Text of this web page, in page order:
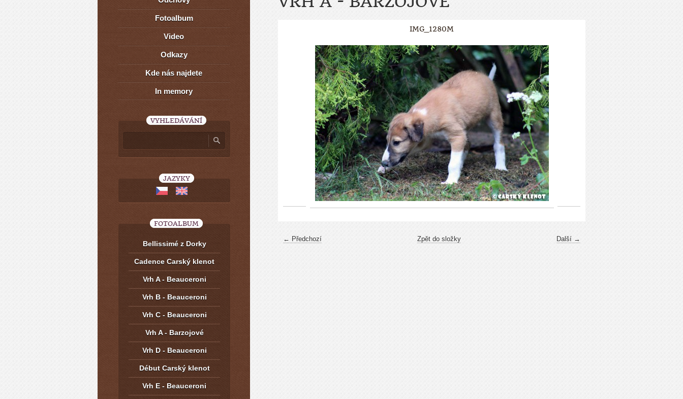
IMG_1280M
← Předchozí Další →
Zpět do složky
Fotoalbum
Video
Odkazy
Kde nás najdete
In memory
VYHLEDÁVÁNÍ
JAZYKY
FOTOALBUM
Bellissimé z Dorky
Cadence Carský klenot
Vrh A - Beauceroni
Vrh B - Beauceroni
Vrh C - Beauceroni
Vrh A - Barzojové
Vrh D - Beauceroni
Début Carský klenot
Vrh E - Beauceroni